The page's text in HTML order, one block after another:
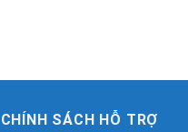
CHÍNH SÁCH HỖ TRỢ